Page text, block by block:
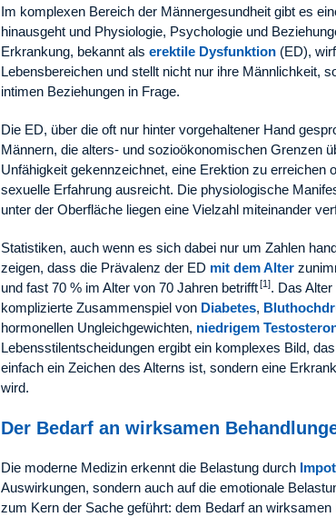
Im komplexen Bereich der Männergesundheit gibt es
hinausgeht und Physiologie, Psychologie und
Erkrankung, bekannt als erektile Dysfunktion (ED),
Lebensbereichen und stellt nicht nur ihre Männlichkeit,
intimen Beziehungen in Frage.
Die ED, über die oft nur hinter vorgehaltener Hand
Männern, die alters- und sozioökonomischen Grenzen
Unfähigkeit gekennzeichnet, eine Erektion zu erreichen
sexuelle Erfahrung ausreicht. Die physiologische
unter der Oberfläche liegen eine Vielzahl miteinander
Statistiken, auch wenn es sich dabei nur um Zahlen
zeigen, dass die Prävalenz der ED mit dem Alter
und fast 70 % im Alter von 70 Jahren betrifft[1]. Das
komplizierte Zusammenspiel von Diabetes,
hormonellen Ungleichgewichten, niedrigem
Lebensstilentscheidungen ergibt ein komplexes Bild,
einfach ein Zeichen des Alterns ist, sondern eine
wird.
Der Bedarf an wirksamen
Die moderne Medizin erkennt die Belastung durch
Auswirkungen, sondern auch auf die emotionale
zum Kern der Sache geführt: dem Bedarf an